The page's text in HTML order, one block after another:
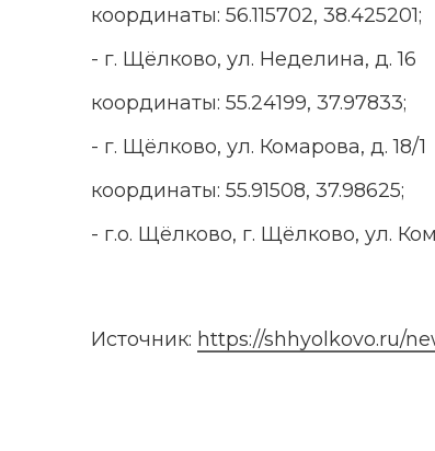
координаты: 56.115702, 38.425201;
- г. Щёлково, ул. Неделина, д. 16
координаты: 55.24199, 37.97833;
- г. Щёлково, ул. Комарова, д. 18/1
координаты: 55.91508, 37.98625;
- г.о. Щёлково, г. Щёлково, ул.
Источник: https://shhyolkovo.ru/